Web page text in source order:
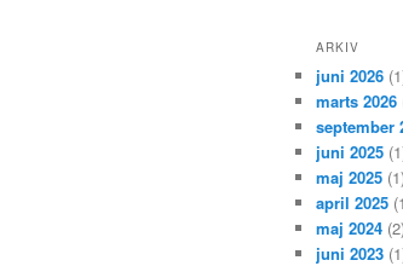
ARKIV
juni 2026
marts 2026
september
juni 2025
maj 2025
april 2025
maj 2024
juni 2023